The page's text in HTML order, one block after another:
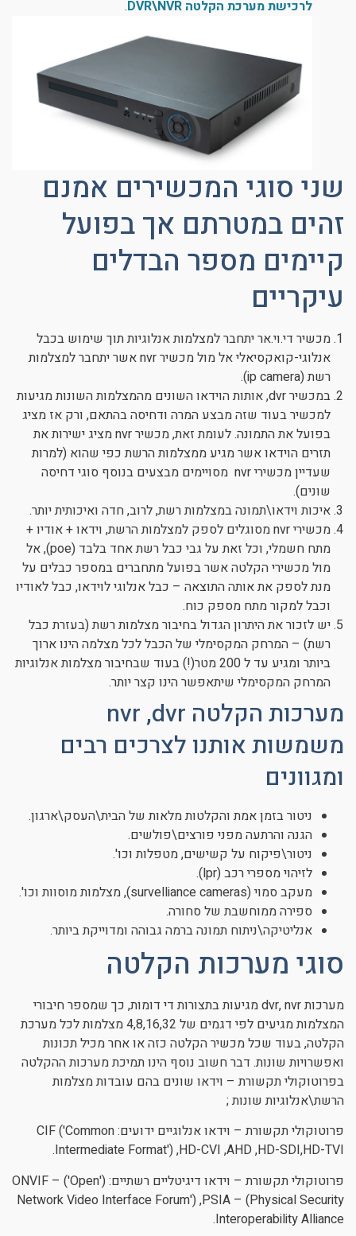
לרכישת מערכת הקלטה DVR\NVR .
שני סוגי המכשירים אמנם
זהים במטרתם אך בפועל
קיימים מספר הבדלים
עיקריים
מכשיר די.וי.אר יתחבר למצלמות אנלוגיות תוך שימוש בכבל
אנלוגי-קואקסיאלי אל מול מכשיר nvr אשר יתחבר למצלמות
רשת (ip camera).
במכשיר dvr, אותות הוידאו השונים מהמצלמות השונות מגיעות
למכשיר בעוד שזה מבצע המרה ודחיסה בהתאם, ורק אז מציג
בפועל את התמונה. לעומת זאת, מכשיר nvr מציג ישירות את
תזרים הוידאו אשר מגיע ממצלמות הרשת כפי שהוא (למרות
שעדיין מכשירי nvr מסויימים מבצעים בנוסף סוגי דחיסה
שונים).
איכות וידאו\תמונה במצלמות רשת, לרוב, חדה ואיכותית יותר.
מכשירי nvr מסוגלים לספק למצלמות הרשת, וידאו + אודיו +
מתח חשמלי, וכל זאת על גבי כבל רשת אחד בלבד (poe), אל
מול מכשירי הקלטה אשר בפועל מתחברים במספר כבלים על
מנת לספק את אותה התוצאה – כבל אנלוגי לוידאו, כבל לאודיו
וכבל למקור מתח מספק כוח.
יש לזכור את היתרון הגדול בחיבור מצלמות רשת (בעזרת כבל
רשת) – המרחק המקסימלי של הכבל לכל מצלמה הינו ארוך
ביותר ומגיע עד ל 200 מטר(!) בעוד שבחיבור מצלמות אנלוגיות
המרחק המקסימלי שיתאפשר הינו קצר יותר.
מערכות הקלטה nvr ,dvr
משמשות אותנו לצרכים רבים
ומגוונים
ניטור בזמן אמת והקלטות מלאות של הבית\העסק\ארגון.
הגנה והרתעה מפני פורצים\פולשים.
ניטור\פיקוח על קשישים, מטפלות וכו'.
לזיהוי מספרי רכב (lpr).
מעקב סמוי (survelliance cameras), מצלמות מוסוות וכו'.
ספירה ממוחשבת של סחורה.
אנליטיקה\ניתוח תמונה ברמה גבוהה ומדוייקת ביותר.
סוגי מערכות הקלטה
מערכות dvr, nvr מגיעות בתצורות די דומות, כך שמספר חיבורי
המצלמות מגיעים לפי דגמים של 4,8,16,32 מצלמות לכל מערכת
הקלטה, בעוד שכל מכשיר הקלטה כזה או אחר מכיל תכונות
ואפשרויות שונות. דבר חשוב נוסף הינו תמיכת מערכות ההקלטה
בפרוטוקולי תקשורת – וידאו שונים בהם עובדות מצלמות
הרשת\אנלוגיות שונות ;
פרוטוקולי תקשורת – וידאו אנלוגיים ידועים: CIF ('Common
Intermediate Format') ,HD-CVI ,AHD ,HD-SDI,HD-TVI.
פרוטוקולי תקשורת – וידאו דיגיטליים רשתיים: ('ONVIF – ('Open
Network Video Interface Forum') ,PSIA – (Physical Security
Interoperability Alliance.